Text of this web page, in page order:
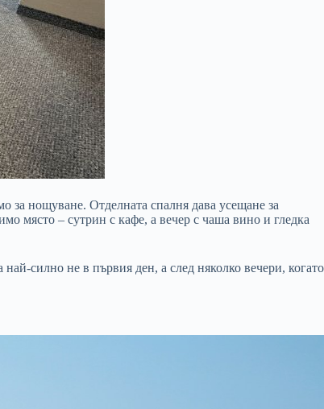
за нощуване. Отделната спалня дава усещане за
място – сутрин с кафе, а вечер с чаша вино и гледка
силно не в първия ден, а след няколко вечери, когато